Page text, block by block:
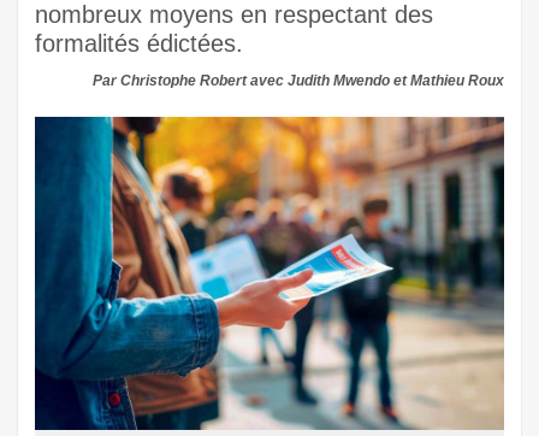
nombreux moyens en respectant des
formalités édictées.
Par Christophe Robert avec Judith Mwendo et Mathieu Roux